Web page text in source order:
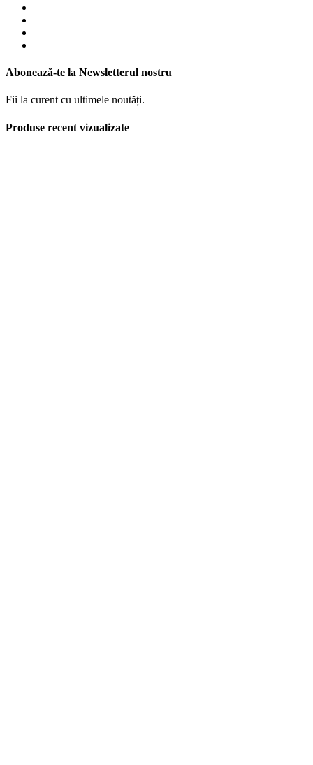
Abonează-te la Newsletterul nostru
Fii la curent cu ultimele noutăți.
Produse recent vizualizate